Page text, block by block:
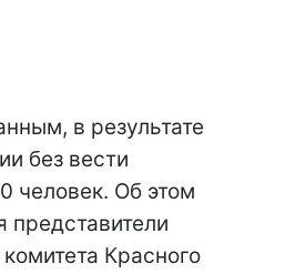
в результате
без вести
человек. Об этом
представители
Красного